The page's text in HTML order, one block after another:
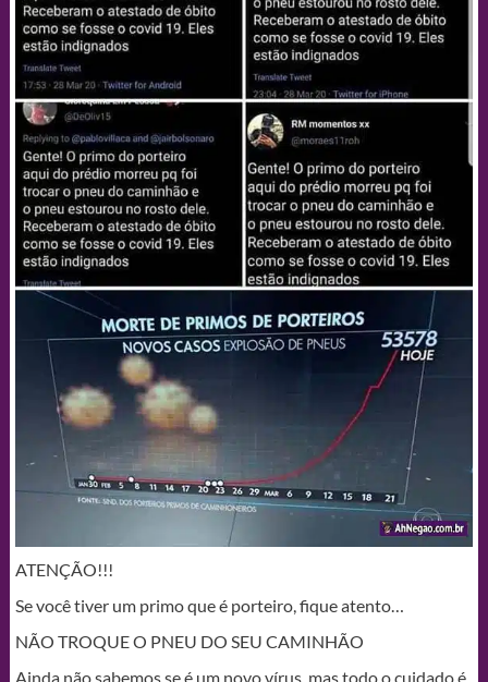
ATENÇÃO!!!
Se você tiver um primo que é porteiro, fique atento…
NÃO TROQUE O PNEU DO SEU CAMINHÃO
Ainda não sabemos se é um novo vírus, mas todo o cuidado é